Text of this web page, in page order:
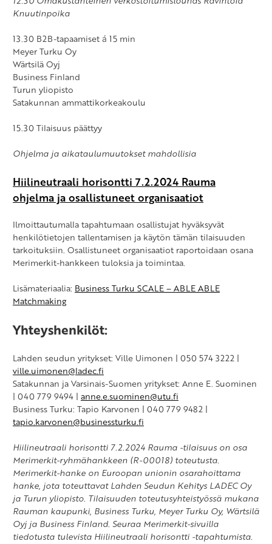
Knuutinpoika
13.30 B2B-tapaamiset á 15 min
Meyer Turku Oy
Wärtsilä Oyj
Business Finland
Turun yliopisto
Satakunnan ammattikorkeakoulu
15.30 Tilaisuus päättyy
Ohjelma ja aikataulumuutokset mahdollisia
Hiilineutraali horisontti 7.2.2024 Rauma
ohjelma ja osallistuneet organisaatiot
Ilmoittautumalla tapahtumaan osallistujat hyväksyvät
henkilötietojen tallentamisen ja käytön tämän tilaisuuden
tarkoituksiin. Osallistuneet organisaatiot raportoidaan osana
Merimerkit-hankkeen tuloksia ja toimintaa.
Lisämateriaalia: Business Turku SCALE – ABLE ABLE
Matchmaking
Yhteyshenkilöt:
Lahden seudun yritykset: Ville Uimonen | 050 574 3222 |
ville.uimonen@ladec.fi
Satakunnan ja Varsinais-Suomen yritykset: Anne E. Suominen
| 040 779 9494 | anne.e.suominen@utu.fi
Business Turku: Tapio Karvonen | 040 779 9482 |
tapio.karvonen@businessturku.fi
Hiilineutraali horisontti 7.2.2024 Rauma -tilaisuus on osa
Merimerkit-ryhmähankkeen (R-00018) toteutusta.
Merimerkit-hanke on Euroopan unionin osarahoittama
hanke, jota toteuttavat Lahden Seudun Kehitys LADEC Oy
ja Turun yliopisto. Tilaisuuden toteutusyhteistyössä mukana
Rauman kaupunki, Business Turku, Meyer Turku Oy, Wärtsilä
Oyj ja Business Finland. Seuraa Merimerkit-sivuilla
tiedotusta tulevista Hiilineutraali horisontti -tapahtumista.